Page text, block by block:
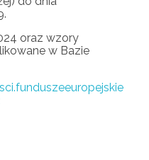
oraz wzory
w Bazie